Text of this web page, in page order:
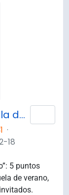
3 de enero inauguran Escuela de Verano
·
18
5 puntos
de verano,